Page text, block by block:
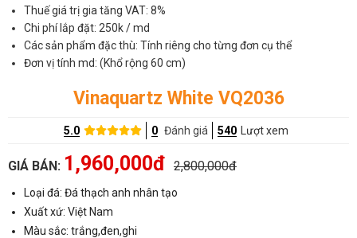
Thuế giá trị gia tăng VAT: 8%
Chi phí lắp đặt: 250k / md
Các sản phẩm đặc thù: Tính riêng cho từng đơn cụ thể
Đơn vị tính md: (Khổ rộng 60 cm)
Vinaquartz White VQ2036
5.0 0 Đánh giá 540 Lượt xem
GIÁ BÁN: 1,960,000đ 2,800,000đ
Loại đá: Đá thạch anh nhân tạo
Xuất xứ: Việt Nam
Màu sắc: trắng,đen,ghi